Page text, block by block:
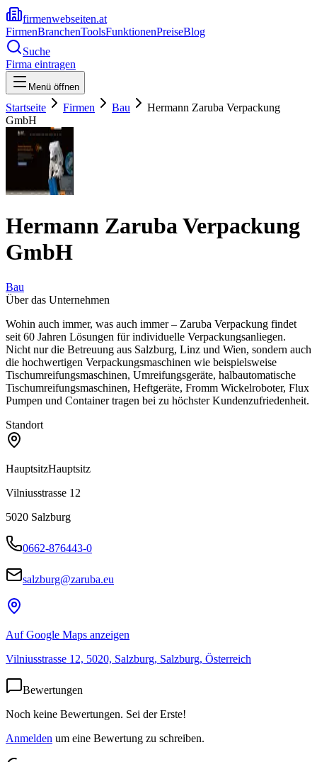
firmenwebseiten.at
FirmenBranchenToolsFunktionenPreiseBlog
Suche
Firma eintragen
Menü öffnen
Startseite Firmen Bau
Hermann Zaruba Verpackung
GmbH
Hermann Zaruba Verpackung
GmbH
Bau
Über das Unternehmen
Wohin auch immer, was auch immer – Zaruba Verpackung findet
seit 60 Jahren Lösungen für individuelle Verpackungsanliegen.
Nicht nur die Betreuung aus Salzburg, Linz und Wien, sondern auch
die hochwertigen Verpackungsmaschinen wie beispielsweise
Tischumreifungsmaschinen, Umreifungsgeräte, halbautomatische
Tischumreifungsmaschinen, Heftgeräte, Fromm Wickelroboter, Flux
Pumpen und Container tragen bei zu höchster Kundenzufriedenheit.
Standort
HauptsitzHauptsitz
Vilniusstrasse 12
5020 Salzburg
0662-876443-0
salzburg@zaruba.eu
Auf Google Maps anzeigen
Vilniusstrasse 12, 5020, Salzburg, Salzburg, Österreich
Bewertungen
Noch keine Bewertungen. Sei der Erste!
Anmelden um eine Bewertung zu schreiben.